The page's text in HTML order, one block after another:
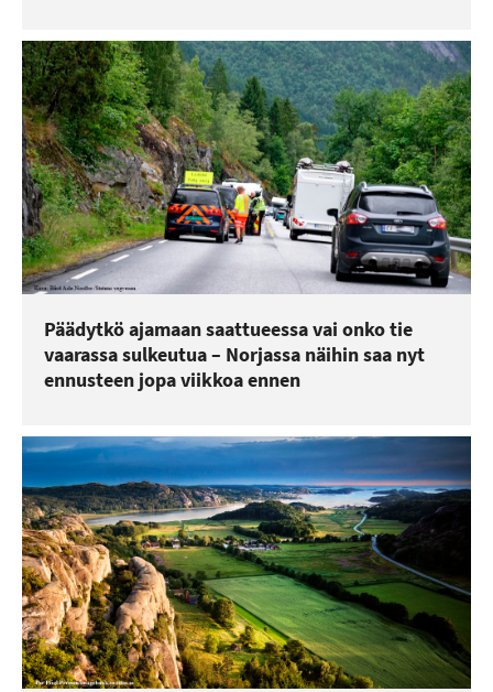
Päädytkö ajamaan saattueessa vai onko tie
vaarassa sulkeutua – Norjassa näihin saa nyt
ennusteen jopa viikkoa ennen